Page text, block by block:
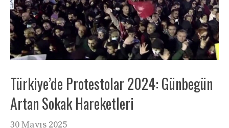
Türkiye’de Protestolar 2024: Günbegün
Artan Sokak Hareketleri
30 Mayıs 2025